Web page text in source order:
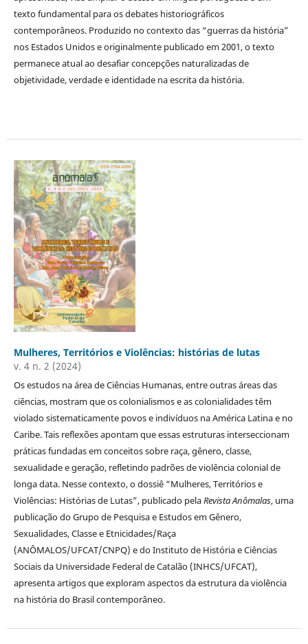
texto fundamental para os debates historiográficos
contemporâneos. Produzido no contexto das “guerras da história”
nos Estados Unidos e originalmente publicado em 2001, o texto
permanece atual ao desafiar concepções naturalizadas de
objetividade, verdade e identidade na escrita da história.
Mulheres, Territórios e Violências: histórias de lutas
v. 4 n. 2 (2024)
Os estudos na área de Ciências Humanas, entre outras áreas das
ciências, mostram que os colonialismos e as colonialidades têm
violado sistematicamente povos e indivíduos na América Latina e no
Caribe. Tais reflexões apontam que essas estruturas interseccionam
práticas fundadas em conceitos sobre raça, gênero, classe,
sexualidade e geração, refletindo padrões de violência colonial de
longa data. Nesse contexto, o dossiê “Mulheres, Territórios e
Violências: Histórias de Lutas”, publicado pelaRevista Anômalas, uma
publicação do Grupo de Pesquisa e Estudos em Gênero,
Sexualidades, Classe e Etnicidades/Raça
(ANÔMALOS/UFCAT/CNPQ) e do Instituto de História e Ciências
Sociais da Universidade Federal de Catalão (INHCS/UFCAT),
apresenta artigos que exploram aspectos da estrutura da violência
na história do Brasil contemporâneo.